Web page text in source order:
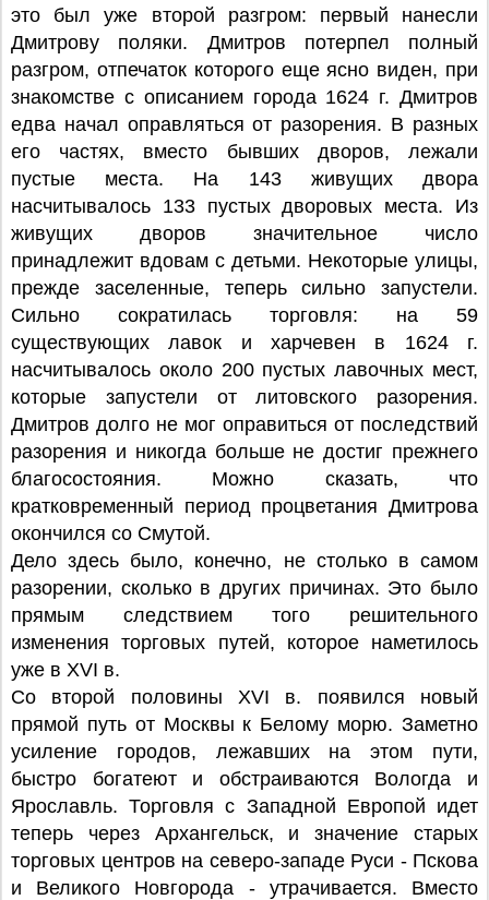
это был уже второй разгром: первый нанесли
Дмитрову поляки. Дмитров потерпел полный
разгром, отпечаток которого еще ясно виден, при
знакомстве с описанием города 1624 г. Дмитров
едва начал оправляться от разорения. В разных
его частях, вместо бывших дворов, лежали
пустые места. На 143 живущих двора
насчитывалось 133 пустых дворовых места. Из
живущих дворов значительное число
принадлежит вдовам с детьми. Некоторые улицы,
прежде заселенные, теперь сильно запустели.
Сильно сократилась торговля: на 59
существующих лавок и харчевен в 1624 г.
насчитывалось около 200 пустых лавочных мест,
которые запустели от литовского разорения.
Дмитров долго не мог оправиться от последствий
разорения и никогда больше не достиг прежнего
благосостояния. Можно сказать, что
кратковременный период процветания Дмитрова
окончился со Смутой.
Дело здесь было, конечно, не столько в самом
разорении, сколько в других причинах. Это было
прямым следствием того решительного
изменения торговых путей, которое наметилось
уже в XVI в.
Со второй половины XVI в. появился новый
прямой путь от Москвы к Белому морю. Заметно
усиление городов, лежавших на этом пути,
быстро богатеют и обстраиваются Вологда и
Ярославль. Торговля с Западной Европой идет
теперь через Архангельск, и значение старых
торговых центров на северо-западе Руси - Пскова
и Великого Новгорода - утрачивается. Вместо